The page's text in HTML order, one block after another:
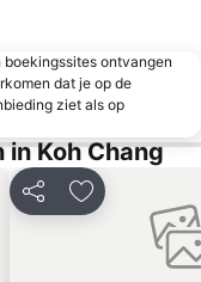
ontvangen
dat je op de
ziet als op
Koh Chang
Delen Toevoegen